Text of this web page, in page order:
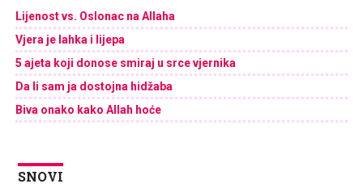
Lijenost vs. Oslonac na Allaha
Vjera je lahka i lijepa
5 ajeta koji donose smiraj u srce vjernika
Da li sam ja dostojna hidžaba
Biva onako kako Allah hoće
SNOVI